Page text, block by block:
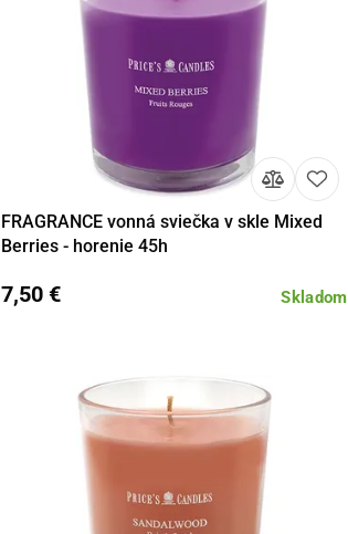
Detail Do košíka
FRAGRANCE vonná sviečka v skle Mixed
Berries - horenie 45h
Skladom
7,50 €